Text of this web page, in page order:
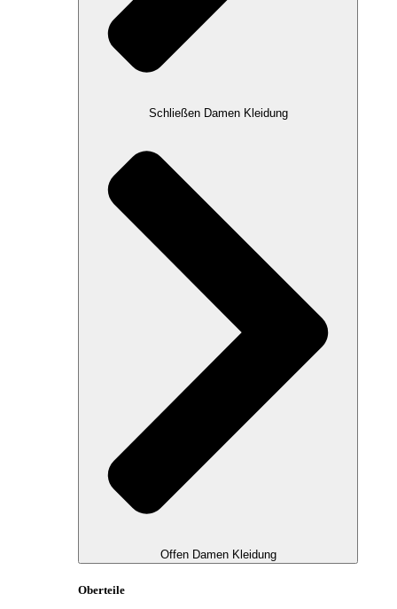
Schließen Damen Kleidung
Offen Damen Kleidung
Oberteile